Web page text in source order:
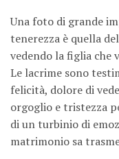
Una foto di grande
tenerezza è quella
vedendo la figlia che
Le lacrime sono
felicità, dolore di
orgoglio e tristezza
di un turbinio di
matrimonio sa